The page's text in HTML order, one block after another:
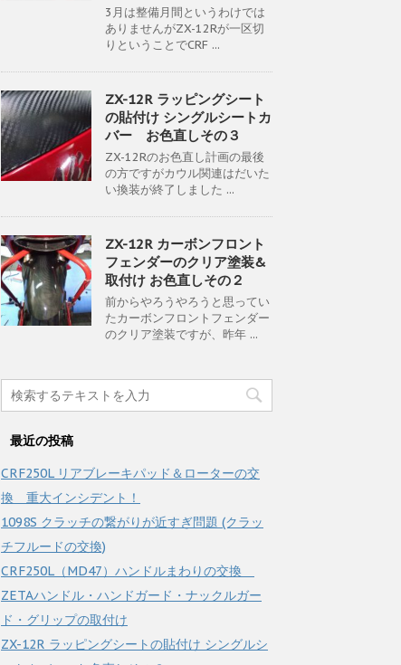
3月は整備月間というわけでは
ありませんがZX-12Rが一区切
りということでCRF ...
ZX-12R ラッピングシート
の貼付け シングルシートカ
バー お色直しその３
ZX-12Rのお色直し計画の最後
の方ですがカウル関連はだいた
い換装が終了しました ...
ZX-12R カーボンフロント
フェンダーのクリア塗装&
取付け お色直しその２
前からやろうやろうと思ってい
たカーボンフロントフェンダー
のクリア塗装ですが、昨年 ...
最近の投稿
CRF250L リアブレーキパッド＆ローターの交
換 重大インシデント！
1098S クラッチの繋がりが近すぎ問題 (クラッ
チフルードの交換)
CRF250L（MD47）ハンドルまわりの交換
ZETAハンドル・ハンドガード・ナックルガー
ド・グリップの取付け
ZX-12R ラッピングシートの貼付け シングルシ